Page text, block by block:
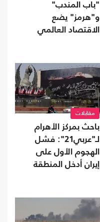
"باب المندب"
و"هرمز" يضع
الاقتصاد العالمي
مقابلات
باحث بمركز الأهرام
لـ"عربي21": فشل
الهجوم الأول على
إيران أدخل المنطقة